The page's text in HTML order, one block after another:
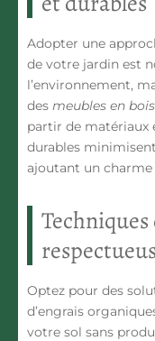
Adopter une
de votre jardin est
l’environnement,
des meubles en
partir de matériaux
durables
ajoutant un charme
Optez pour des
d’engrais
votre sol sans